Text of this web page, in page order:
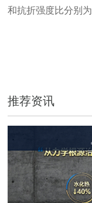
和抗折强度比分别为
推荐资讯